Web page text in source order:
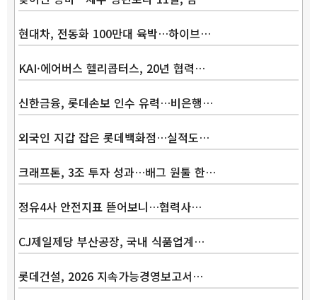
현대차, 전동화 100만대 육박…하이브…
KAI·에어버스 헬리콥터스, 20년 협력…
신한금융, 롯데손보 인수 유력…비은행…
외국인 지갑 잡은 롯데백화점…실적도…
크래프톤, 3조 투자 성과…배그 원툴 한…
정유4사 안전지표 뜯어보니…협력사…
CJ제일제당 부산공장, 국내 식품업계…
롯데건설, 2026 지속가능경영보고서…